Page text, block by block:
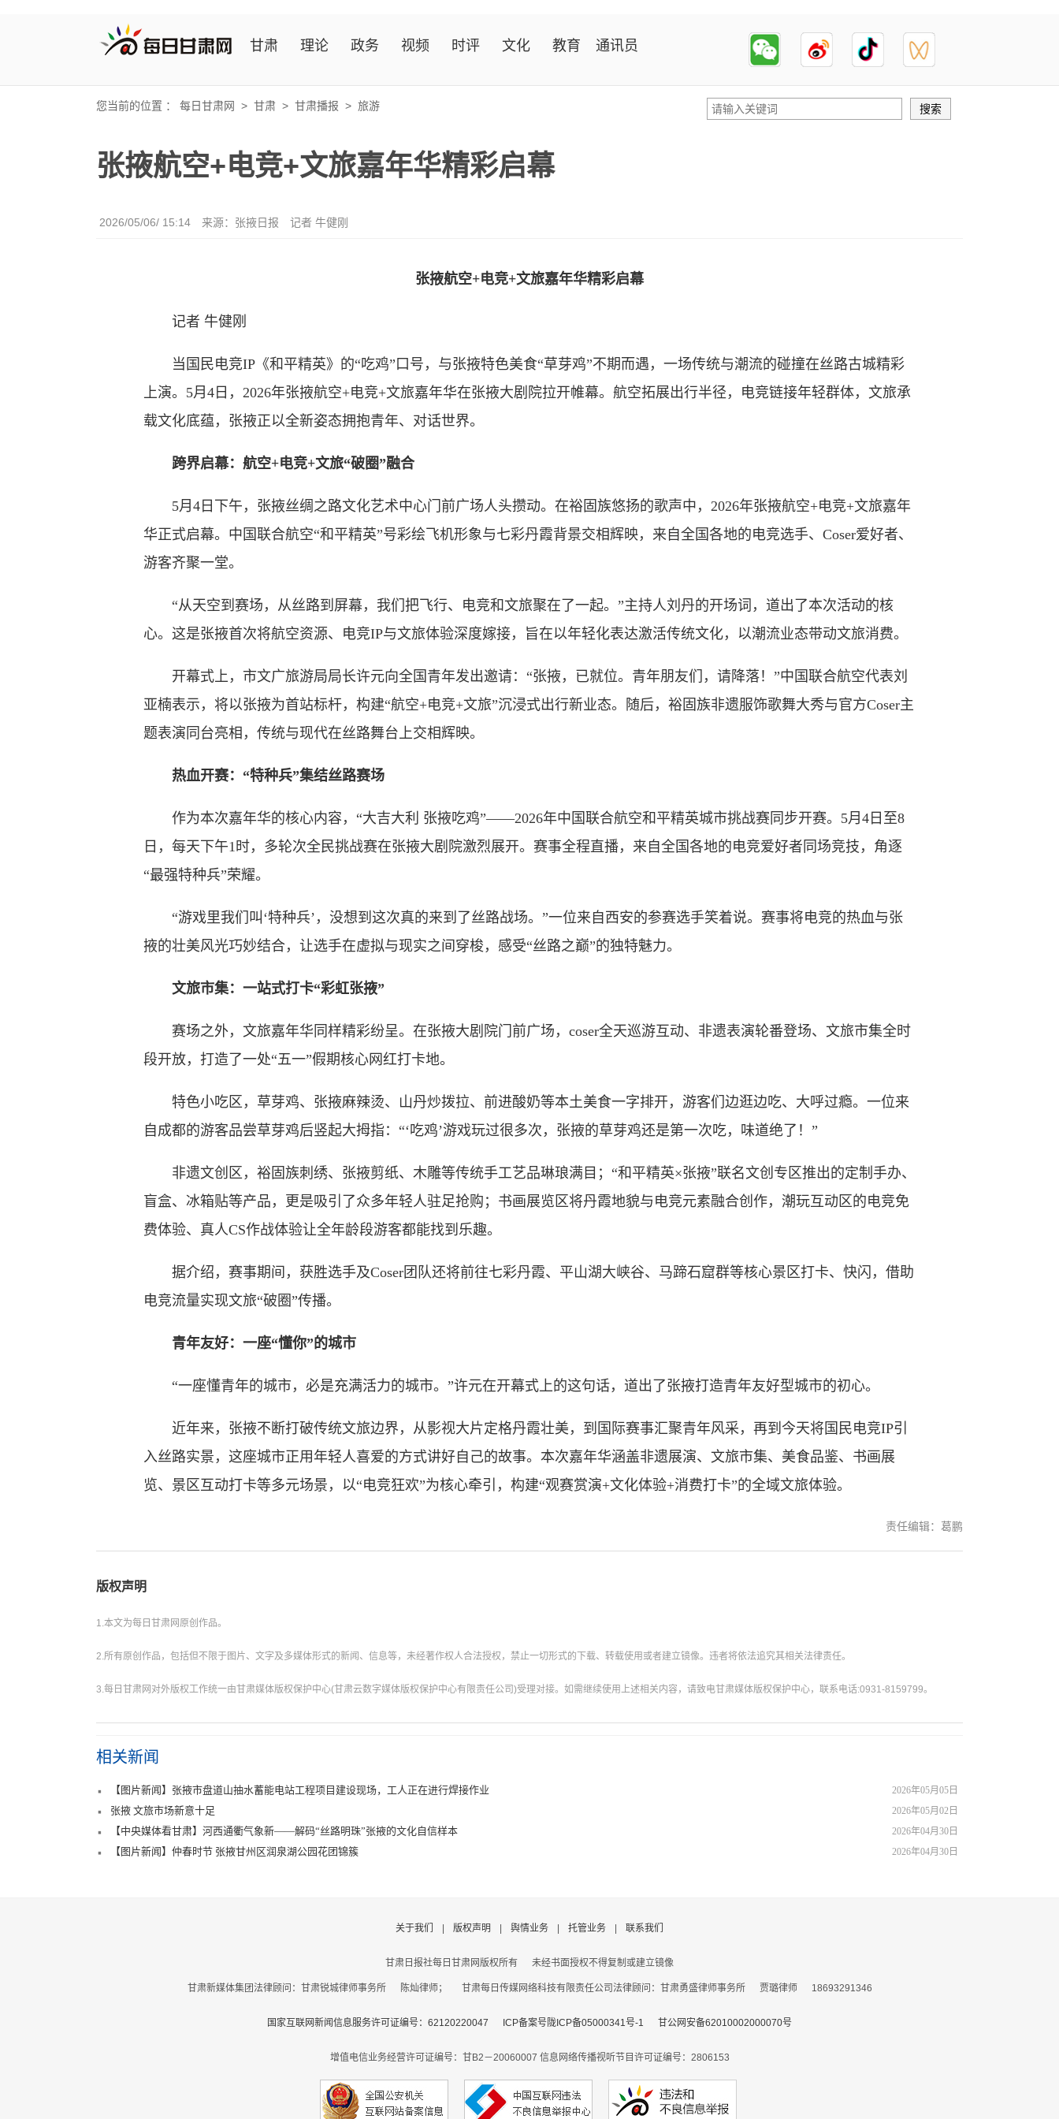
甘肃 理论 政务 视频 时评 文化 教育 通讯员
您当前的位置 ： 每日甘肃网 > 甘肃 > 甘肃播报 > 旅游
张掖航空+电竞+文旅嘉年华精彩启幕
2026/05/06/ 15:14 来源：张掖日报 记者 牛健刚
张掖航空+电竞+文旅嘉年华精彩启幕
记者 牛健刚
当国民电竞IP《和平精英》的“吃鸡”口号，与张掖特色美食“草芽鸡”不期而遇，一场传统与潮流的碰撞在丝路古城精彩
上演。5月4日，2026年张掖航空+电竞+文旅嘉年华在张掖大剧院拉开帷幕。航空拓展出行半径，电竞链接年轻群体，文旅承
载文化底蕴，张掖正以全新姿态拥抱青年、对话世界。
跨界启幕：航空+电竞+文旅“破圈”融合
5月4日下午，张掖丝绸之路文化艺术中心门前广场人头攒动。在裕固族悠扬的歌声中，2026年张掖航空+电竞+文旅嘉年
华正式启幕。中国联合航空“和平精英”号彩绘飞机形象与七彩丹霞背景交相辉映，来自全国各地的电竞选手、Coser爱好者、
游客齐聚一堂。
“从天空到赛场，从丝路到屏幕，我们把飞行、电竞和文旅聚在了一起。”主持人刘丹的开场词，道出了本次活动的核
心。这是张掖首次将航空资源、电竞IP与文旅体验深度嫁接，旨在以年轻化表达激活传统文化，以潮流业态带动文旅消费。
开幕式上，市文广旅游局局长许元向全国青年发出邀请：“张掖，已就位。青年朋友们，请降落！”中国联合航空代表刘
亚楠表示，将以张掖为首站标杆，构建“航空+电竞+文旅”沉浸式出行新业态。随后，裕固族非遗服饰歌舞大秀与官方Coser主
题表演同台亮相，传统与现代在丝路舞台上交相辉映。
热血开赛：“特种兵”集结丝路赛场
作为本次嘉年华的核心内容，“大吉大利 张掖吃鸡”——2026年中国联合航空和平精英城市挑战赛同步开赛。5月4日至8
日，每天下午1时，多轮次全民挑战赛在张掖大剧院激烈展开。赛事全程直播，来自全国各地的电竞爱好者同场竞技，角逐
“最强特种兵”荣耀。
“游戏里我们叫‘特种兵’，没想到这次真的来到了丝路战场。”一位来自西安的参赛选手笑着说。赛事将电竞的热血与张
掖的壮美风光巧妙结合，让选手在虚拟与现实之间穿梭，感受“丝路之巅”的独特魅力。
文旅市集：一站式打卡“彩虹张掖”
赛场之外，文旅嘉年华同样精彩纷呈。在张掖大剧院门前广场，coser全天巡游互动、非遗表演轮番登场、文旅市集全时
段开放，打造了一处“五一”假期核心网红打卡地。
特色小吃区，草芽鸡、张掖麻辣烫、山丹炒拨拉、前进酸奶等本土美食一字排开，游客们边逛边吃、大呼过瘾。一位来
自成都的游客品尝草芽鸡后竖起大拇指：“‘吃鸡’游戏玩过很多次，张掖的草芽鸡还是第一次吃，味道绝了！”
非遗文创区，裕固族刺绣、张掖剪纸、木雕等传统手工艺品琳琅满目；“和平精英×张掖”联名文创专区推出的定制手办、
盲盒、冰箱贴等产品，更是吸引了众多年轻人驻足抢购；书画展览区将丹霞地貌与电竞元素融合创作，潮玩互动区的电竞免
费体验、真人CS作战体验让全年龄段游客都能找到乐趣。
据介绍，赛事期间，获胜选手及Coser团队还将前往七彩丹霞、平山湖大峡谷、马蹄石窟群等核心景区打卡、快闪，借助
电竞流量实现文旅“破圈”传播。
青年友好：一座“懂你”的城市
“一座懂青年的城市，必是充满活力的城市。”许元在开幕式上的这句话，道出了张掖打造青年友好型城市的初心。
近年来，张掖不断打破传统文旅边界，从影视大片定格丹霞壮美，到国际赛事汇聚青年风采，再到今天将国民电竞IP引
入丝路实景，这座城市正用年轻人喜爱的方式讲好自己的故事。本次嘉年华涵盖非遗展演、文旅市集、美食品鉴、书画展
览、景区互动打卡等多元场景，以“电竞狂欢”为核心牵引，构建“观赛赏演+文化体验+消费打卡”的全域文旅体验。
责任编辑：葛鹏
版权声明
1.本文为每日甘肃网原创作品。
2.所有原创作品，包括但不限于图片、文字及多媒体形式的新闻、信息等，未经著作权人合法授权，禁止一切形式的下载、转载使用或者建立镜像。违者将依法追究其相关法律责任。
3.每日甘肃网对外版权工作统一由甘肃媒体版权保护中心(甘肃云数字媒体版权保护中心有限责任公司)受理对接。如需继续使用上述相关内容，请致电甘肃媒体版权保护中心，联系电话:0931-8159799。
相关新闻
2026年05月05日
【图片新闻】张掖市盘道山抽水蓄能电站工程项目建设现场，工人正在进行焊接作业
2026年05月02日
张掖 文旅市场新意十足
2026年04月30日
【中央媒体看甘肃】河西通衢气象新——解码“丝路明珠”张掖的文化自信样本
2026年04月30日
【图片新闻】仲春时节 张掖甘州区润泉湖公园花团锦簇
关于我们 版权声明 舆情业务 托管业务 联系我们
甘肃日报社每日甘肃网版权所有 未经书面授权不得复制或建立镜像
甘肃新媒体集团法律顾问：甘肃锐城律师事务所 陈灿律师； 甘肃每日传媒网络科技有限责任公司法律顾问：甘肃勇盛律师事务所 贾璐律师 18693291346
国家互联网新闻信息服务许可证编号：62120220047 ICP备案号陇ICP备05000341号-1 甘公网安备62010002000070号
增值电信业务经营许可证编号：甘B2－20060007 信息网络传播视听节目许可证编号：2806153